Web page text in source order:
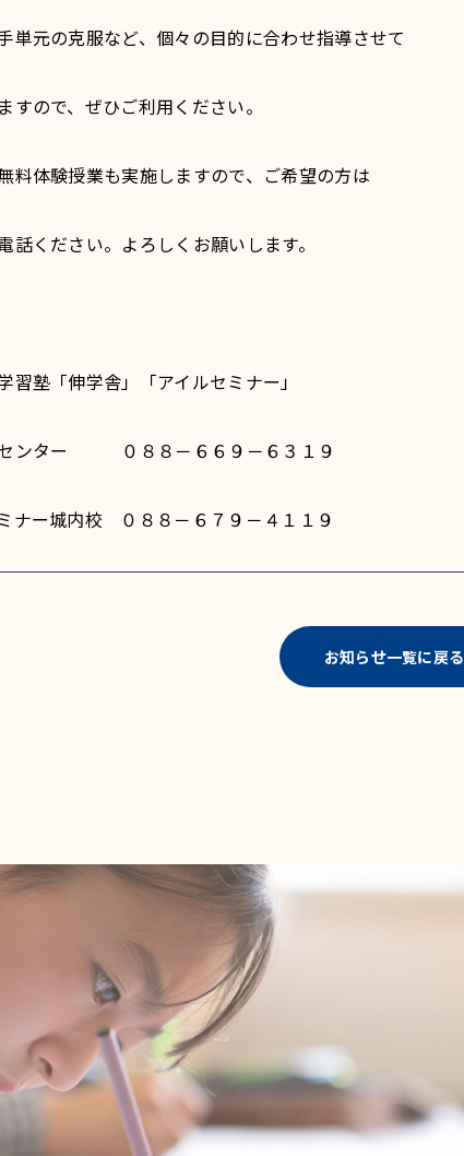
単元の克服など、個々の目的に合わせ指導させて
すので、ぜひご利用ください。
料体験授業も実施しますので、ご希望の方は
話ください。よろしくお願いします。
習塾「伸学舎」「アイルセミナー」
ンター ０８８－６６９－６３１９
ナー城内校 ０８８－６７９－４１１９
お知らせ一覧に戻る